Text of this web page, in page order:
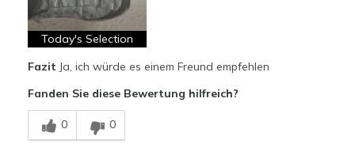
Breathe Well
Comfortable
Stylish
Geeignete Verwendung
Casual Wear
Today's Selection
Fazit Ja, ich würde es einem Freund empfehlen
Fanden Sie diese Bewertung hilfreich?
0 0